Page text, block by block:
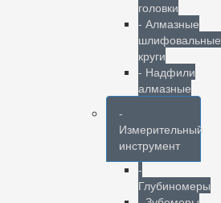
головки
- Алмазные
шлифовальные
круги
- Надфили
алмазные
-
Измерительный
инструмент
-
Глубиномеры